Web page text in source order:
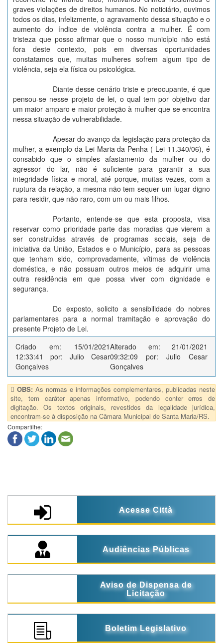
graves violações de direitos humanos. No noticiário, ouvimos
todos os dias, infelizmente, o agravamento dessa situação e o
aumento do índice de violência contra a mulher. É com
tristeza que posso afirmar que o nosso município não está
fora deste contexto, pois em diversas oportunidades
constatamos que, muitas mulheres sofrem algum tipo de
violência, seja ela física ou psicológica.
Diante desse cenário triste e preocupante, é que
pensou-se nesse projeto de lei, o qual tem por objetivo dar
um maior amparo e maior proteção à mulher que se encontra
nessa situação de vulnerabilidade.
Apesar do avanço da legislação para proteção da
mulher, a exemplo da Lei Maria da Penha ( Lei 11.340/06), é
consabido que o simples afastamento da mulher ou do
agressor do lar, não é suficiente para garantir a sua
integridade física e moral, até porque, muitas vezes, com a
ruptura da relação, a mesma não tem sequer um lugar digno
para residir, que não raro, com um ou mais filhos.
Portanto, entende-se que esta proposta, visa
reservar como prioridade parte das moradias que vierem a
ser construídas através de programas sociais, seja de
iniciativa da União, Estados e o Município, para as pessoas
que tenham sido, comprovadamente, vítimas de violência
doméstica, e não possuam outros meios de adquirir uma
outra residência em que possa viver com dignidade e
segurança.
Do exposto, solicito a sensibilidade do nobres
parlamentares para a normal tramitação e aprovação do
presente Projeto de Lei.
Criado em: 15/01/2021
12:33:41 por: Julio Cesar
Gonçalves
Alterado em: 21/01/2021
09:32:09 por: Julio Cesar
Gonçalves
OBS: As normas e informações complementares, publicadas neste
site, tem caráter apenas informativo, podendo conter erros de
digitação. Os textos originais, revestidos da legalidade jurídica,
encontram-se à disposição na Câmara Municipal de Santa Maria/RS.
Compartilhe:
Acesse Città
Audiências Públicas
Aviso de Dispensa de
Licitação
Boletim Legislativo